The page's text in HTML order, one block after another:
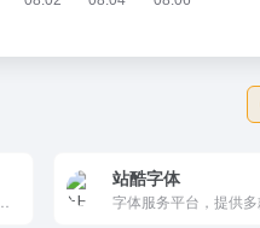
站酷字体